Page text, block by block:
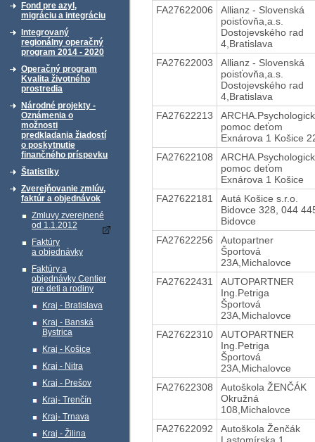
Fond pre azyl,
migráciu a integráciu
Integrovaný
regionálny operačný
program 2014 - 2020
Operačný program
Kvalita životného
prostredia
Národné projekty -
Oznámenia o
možnosti
predkladania žiadostí
o poskytnutie
finančného príspevku
Štatistiky
Zverejňovanie zmlúv,
faktúr a objednávok
Zmluvy zverejnené
od 1.1.2012
Faktúry
a objednávky
Faktúry a
objednávky Centier
pre deti a rodiny
Kraj - Bratislava
Kraj - Banská
Bystrica
Kraj - Košice
Kraj - Nitra
Kraj - Prešov
Kraj- Trenčín
Kraj- Trnava
Kraj - Žilina
FA27622006
Allianz - Slovenská
poisťovňa,a.s.
Dostojevského rad
4,Bratislava
FA27622003
Allianz - Slovenská
poisťovňa,a.s.
Dostojevského rad
4,Bratislava
FA27622213
pomoc deťom
Exnárova 1 Košice
FA27622108
pomoc deťom
Exnárova 1 Košice
FA27622181
Autá Košice s.r.o.
Bidovce 328, 044
Bidovce
FA27622256
Autopartner
Športová
23A,Michalovce
FA27622431
AUTOPARTNER
Ing.Petriga
Športová
23A,Michalovce
FA27622310
AUTOPARTNER
Ing.Petriga
Športová
23A,Michalovce
FA27622308
Autoškola ŽENČÁK
Okružná
108,Michalovce
FA27622092
Autoškola Ženčák